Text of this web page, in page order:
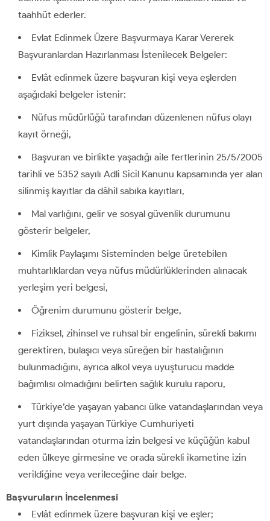
taahhüt ederler.
Evlat Edinmek Üzere Başvurmaya Karar Vererek
Başvuranlardan Hazırlanması İstenilecek Belgeler:
Evlât edinmek üzere başvuran kişi veya eşlerden
aşağıdaki belgeler istenir:
Nüfus müdürlüğü tarafından düzenlenen nüfus olayı
kayıt örneği,
Başvuran ve birlikte yaşadığı aile fertlerinin 25/5/2005
tarihli ve 5352 sayılı Adli Sicil Kanunu kapsamında yer alan
silinmiş kayıtlar da dâhil sabıka kayıtları,
Mal varlığını, gelir ve sosyal güvenlik durumunu
gösterir belgeler,
Kimlik Paylaşımı Sisteminden belge üretebilen
muhtarlıklardan veya nüfus müdürlüklerinden alınacak
yerleşim yeri belgesi,
Öğrenim durumunu gösterir belge,
Fiziksel, zihinsel ve ruhsal bir engelinin, sürekli bakımı
gerektiren, bulaşıcı veya süreğen bir hastalığının
bulunmadığını, ayrıca alkol veya uyuşturucu madde
bağımlısı olmadığını belirten sağlık kurulu raporu,
Türkiye’de yaşayan yabancı ülke vatandaşlarından veya
yurt dışında yaşayan Türkiye Cumhuriyeti
vatandaşlarından oturma izin belgesi ve küçüğün kabul
eden ülkeye girmesine ve orada sürekli ikametine izin
verildiğine veya verileceğine dair belge.
Başvuruların İncelenmesi
Evlât edinmek üzere başvuran kişi ve eşler;